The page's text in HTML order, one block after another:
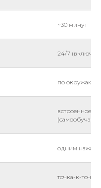
~30 минут
24/7 (включая
по
встроенное
одним
точка-к-точке